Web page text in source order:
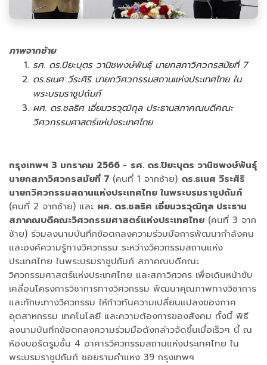
ภาพจากซ้าย
รศ. ดร.ปิยะบุตร วานิชพงษ์พันธุ์ นายกสภาวิศวกรสมัยที่ 7
ดร.ธเนศ วีระศิริ นายกวิศวกรรมสถานแห่งประเทศไทย ใน
พระบรมราชูปถัมภ์
ผศ. ดร.ชลธิศ เอี่ยมวรวุฒิกุล ประธานสภาคณบดีคณะ
วิศวกรรมศาสตร์แห่ปงระเทศไทย
กรุงเทพฯ 3 มกราคม 2566 - รศ. ดร.ปิยะบุตร วานิชพงษ์พันธุ์
นายกสภาวิศวกรสมัยที่ 7 (คนที่ 1 จากซ้าย) ดร.ธเนศ วีระศิริ
นายกวิศวกรรมสถานแห่งประเทศไทย ในพระบรมราชูปถัมภ์
(คนที่ 2 จากซ้าย) และ ผศ. ดร.ชลธิศ เอี่ยมวรวุฒิกุล ประธาน
สภาคณบดีคณะวิศวกรรมศาสตร์แห่งประเทศไทย (คนที่ 3 จาก
ซ้าย) ร่วมลงนามบันทึกข้อตกลงความร่วมมือการพัฒนากำลังคน
และองค์ความรู้ทางวิศวกรรม ระหว่างวิศวกรรมสถานแห่ง
ประเทศไทย ในพระบรมราชูปถัมภ์ สภาคณบดีคณะ
วิศวกรรมศาสตร์แห่งประเทศไทย และสภาวิศวกร เพื่อเดินหน้าขับ
เคลื่อนโครงการวิชาการทางวิศวกรรม พัฒนาคุณภาพทางวิชาการ
และทักษะทางวิศวกรรม ให้ก้าวทันความเปลี่ยนแปลงของภาค
อุตสาหกรรม เทคโนโลยี และความต้องการของสังคม ทั้งนี้ พิธี
ลงนามบันทึกข้อตกลงความร่วมมือดังกล่าวจัดขึ้นเมื่อเร็วๆ นี้ ณ
ห้องบอร์ดรูมชั้น 4 อาคารวิศวกรรมสถานแห่งประเทศไทย ใน
พระบรมราชูปถัมภ์ ซอยรามคำแหง 39 กรุงเทพฯ